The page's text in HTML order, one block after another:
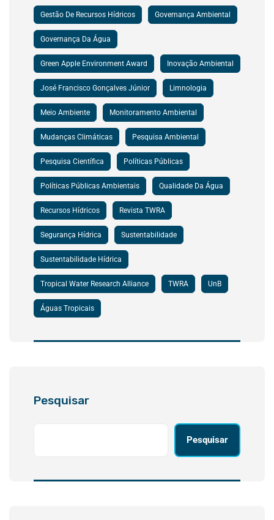
Gestão De Recursos Hídricos Governança Ambiental
Governança Da Água
Green Apple Environment Award Inovação Ambiental
José Francisco Gonçalves Júnior Limnologia
Meio Ambiente Monitoramento Ambiental
Mudanças Climáticas Pesquisa Ambiental
Pesquisa Científica Políticas Públicas
Políticas Públicas Ambientais Qualidade Da Água
Recursos Hídricos Revista TWRA
Segurança Hídrica Sustentabilidade
Sustentabilidade Hídrica
Tropical Water Research Alliance TWRA UnB
Águas Tropicais
Pesquisar
Pesquisar